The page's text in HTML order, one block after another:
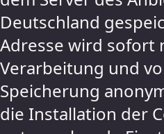
Deutschland
Adresse wird sofort
Verarbeitung und
Speicherung
die Installation der